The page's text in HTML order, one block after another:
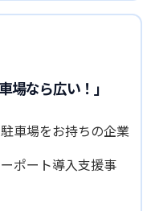
場なら広い！」
車場をお持ちの企業
ポート導入支援事